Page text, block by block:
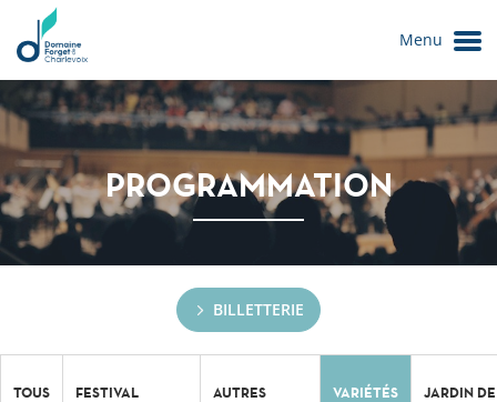
Le Domaine
Menu
PROGRAMMATION
TOUS
FESTIVAL
AUTRES
VARIÉTÉS
JARDIN DE
BILLETTERIE